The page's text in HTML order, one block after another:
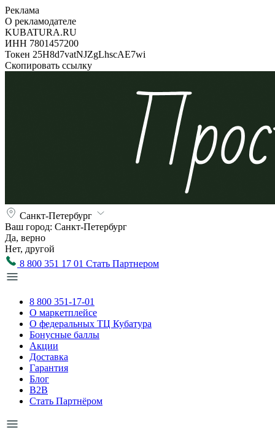
Реклама
О рекламодателе
KUBATURA.RU
ИНН 7801457200
Токен 25H8d7vatNJZgLhscAE7wi
Скопировать ссылку
Санкт-Петербург
Ваш город: Санкт-Петербург
Да, верно
Нет, другой
8 800 351 17 01 Стать Партнером
8 800 351-17-01
О маркетплейсе
О федеральных ТЦ Кубатура
Бонусные баллы
Акции
Доставка
Гарантия
Блог
B2B
Стать Партнёром